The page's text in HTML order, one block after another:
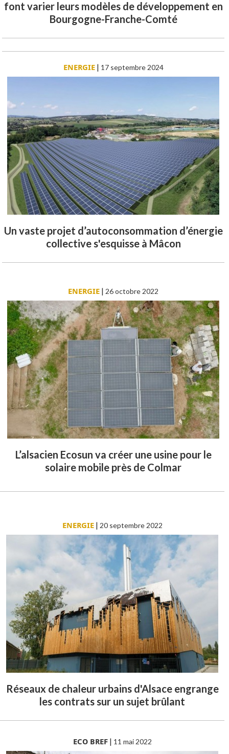
font varier leurs modèles de développement en
Bourgogne-Franche-Comté
ENERGIE| 17 septembre 2024
Un vaste projet d’autoconsommation d’énergie
collective s'esquisse à Mâcon
ENERGIE | 26 octobre 2022
L’alsacien Ecosun va créer une usine pour le
solaire mobile près de Colmar
ENERGIE| 20 septembre 2022
Réseaux de chaleur urbains d'Alsace engrange
les contrats sur un sujet brûlant
ECO BREF| 11 mai 2022